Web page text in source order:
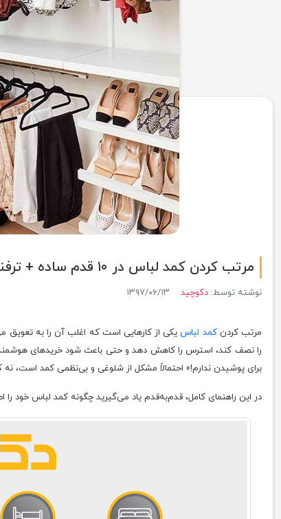
مرتب کردن کمد لباس در ۱۰ قدم ساده + ترفندهای حرفه‌ای نظم‌دهی
نوشته توسط: دکوچید ۱۳۹۷/۰۶/۱۳
مرتب کردنکمد لباسیکی از کارهایی است که اغلب آن را به تعویق
را نصف کند، استرس را کاهش دهد و حتی باعث شود خریدهای
برای پوشیدن ندارم!» احتمالاً مشکل از شلوغی و بی‌نظمی کمد است، نه
در این راهنمای کامل، قدم‌به‌قدم یاد می‌گیرید چگونه کمد لباس خود را